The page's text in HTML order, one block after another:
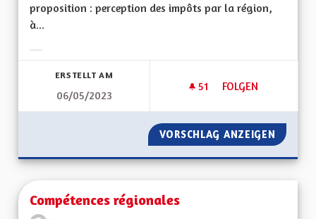
proposition : perception des impôts par la région,
à...
ERSTELLT AM
06/05/2023
51 51 FOLLOWER
FOLGEN
FISCALITÉ
VORSCHLAG ANZEIGEN
Compétences régionales